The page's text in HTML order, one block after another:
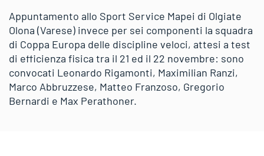
Appuntamento allo Sport Service Mapei di Olgiate
Olona (Varese) invece per sei componenti la squadra
di Coppa Europa delle discipline veloci, attesi a test
di efficienza fisica tra il 21 ed il 22 novembre: sono
convocati Leonardo Rigamonti, Maximilian Ranzi,
Marco Abbruzzese, Matteo Franzoso, Gregorio
Bernardi e Max Perathoner.